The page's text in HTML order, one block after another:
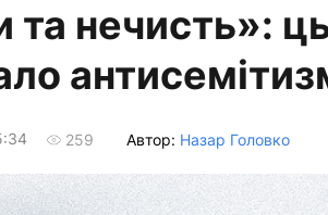
та нечисть»:
259 Автор: Назар Головко